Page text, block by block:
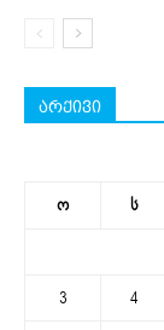
არქივი
ო ს
3
4